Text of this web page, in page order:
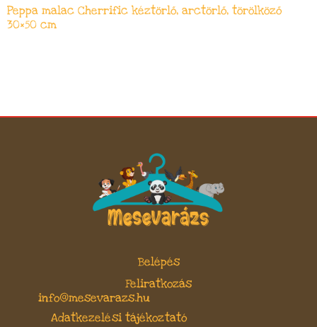
Peppa malac Cherrific kéztörlő, arctörlő, törölköző
30×50 cm
Belépés
Feliratkozás
info@mesevarazs.hu
Adatkezelési tájékoztató